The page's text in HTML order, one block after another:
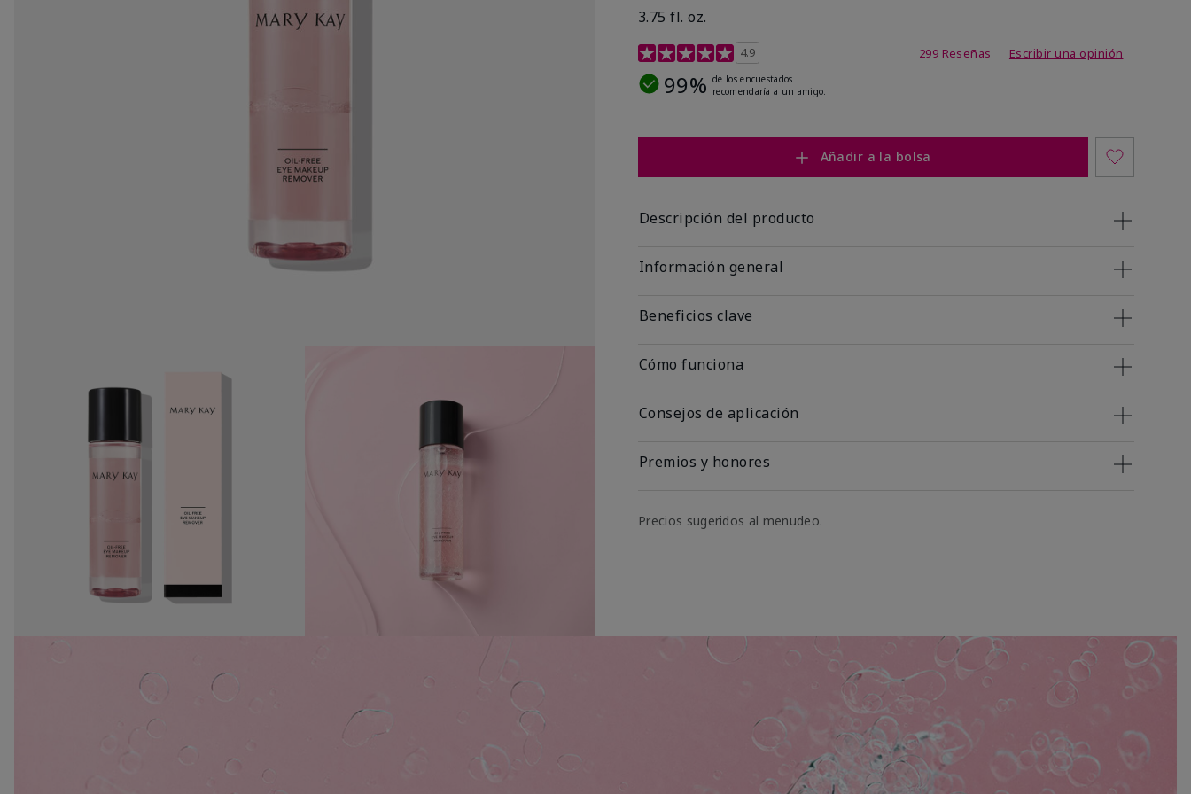
3.75 fl. oz.
Calificación de clientes de 4,8 de 5
4.9 299 Reseñas Escribir una opinión
99% de los encuestados
recomendaría a un amigo.
Añadir a la bolsa
Descripción del producto
Información general
Beneficios clave
Cómo funciona
Consejos de aplicación
Premios y honores
Precios sugeridos al menudeo.